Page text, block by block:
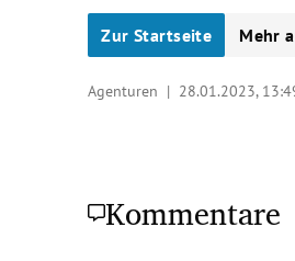
Zur Startseite Mehr
Agenturen | 28.01.2023,
Kommentare